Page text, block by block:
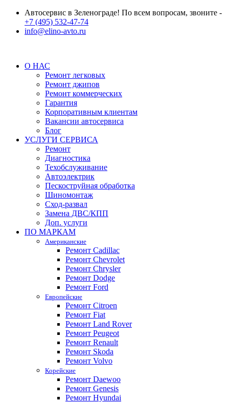
Автосервис в Зеленограде! По всем вопросам, звоните -
+7 (495) 532-47-74
info@elino-avto.ru
О НАС
Ремонт легковых
Ремонт джипов
Ремонт коммерческих
Гарантия
Корпоративным клиентам
Вакансии автосервиса
Блог
УСЛУГИ СЕРВИСА
Ремонт
Диагностика
Техобслуживание
Автоэлектрик
Пескоструйная обработка
Шиномонтаж
Сход-развал
Замена ДВС/КПП
Доп. услуги
ПО МАРКАМ
Американские
Ремонт Cadillac
Ремонт Chevrolet
Ремонт Chrysler
Ремонт Dodge
Ремонт Ford
Европейские
Ремонт Citroen
Ремонт Fiat
Ремонт Land Rover
Ремонт Peugeot
Ремонт Renault
Ремонт Skoda
Ремонт Volvo
Корейские
Ремонт Daewoo
Ремонт Genesis
Ремонт Hyundai